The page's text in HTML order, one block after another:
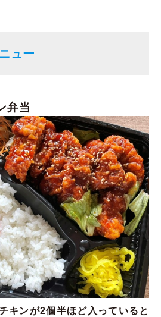
ュー
弁当
キンが2個半ほど入っていると